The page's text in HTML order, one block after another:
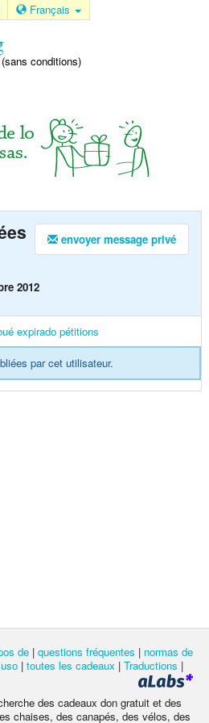
Français
conditions)
envoyer message privé
2012
expirado pétitions
par cet utilisateur.
de | questions fréquentes | normas de
uso | toutes les cadeaux | Traductions |
des cadeaux don gratuit et des
chaises, des canapés, des vélos, des